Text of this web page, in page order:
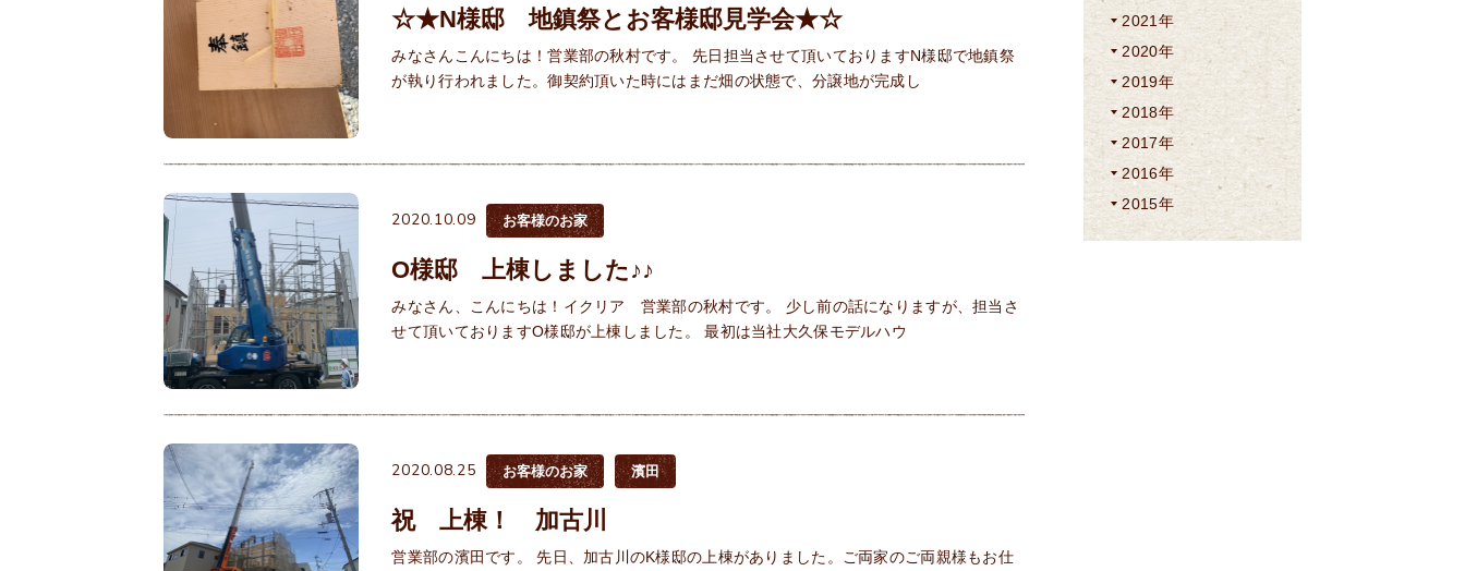
☆★N様邸 地鎮祭とお客様邸見学会★☆
みなさんこんにちは！営業部の秋村です。 先日担当させて頂いておりますN様邸で地鎮祭
が執り行われました。御契約頂いた時にはまだ畑の状態で、分譲地が完成し
2020.10.09 お客様のお家
O様邸 上棟しました♪♪
みなさん、こんにちは！イクリア 営業部の秋村です。 少し前の話になりますが、担当さ
せて頂いておりますO様邸が上棟しました。 最初は当社大久保モデルハウ
2020.08.25 お客様のお家 濱田
祝 上棟！ 加古川
営業部の濱田です。 先日、加古川のK様邸の上棟がありました。ご両家のご両親様もお仕
2021年
2020年
2019年
2018年
2017年
2016年
2015年